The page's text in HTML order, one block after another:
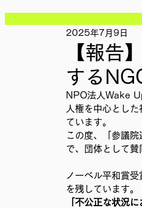
Ethical＆Sustainably
IMPACT Japan
かなさうちなー セル
SDGカフェでふらっとアク
【報告
する
2025年7月9日
NPO法人Wake
人権を中心とし
ています。
この度、「参議
で、団体として賛
ノーベル平和賞
を残しています。
「不公正な状況